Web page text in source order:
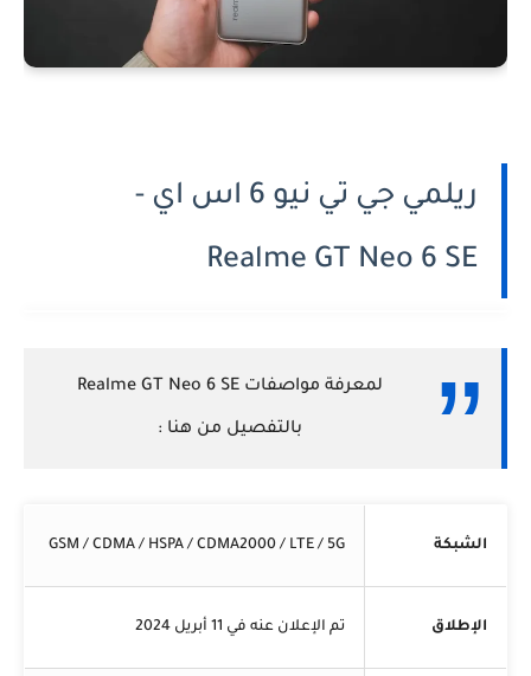
ريلمي جي تي نيو 6 اس اي -
Realme GT Neo 6 SE
لمعرفة مواصفات Realme GT Neo 6 SE
بالتفصيل من هنا :
الشبكة GSM / CDMA / HSPA / CDMA2000 / LTE / 5G
الإطلاق تم الإعلان عنه في 11 أبريل 2024